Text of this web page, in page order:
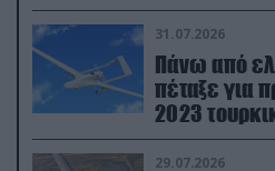
31.07.2026
Πάνω από
πέταξε για
2023
29.07.2026